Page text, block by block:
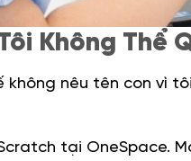
Không Thể
không nêu tên con vì
tại OneSpace.